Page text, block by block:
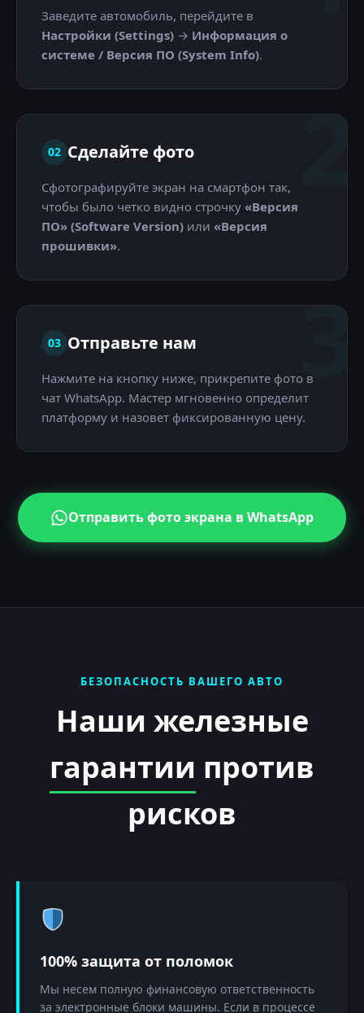
Заведите автомобиль, перейдите в
Настройки (Settings) → Информация о
системе / Версия ПО (System Info).
2
02 Сделайте фото
Сфотографируйте экран на смартфон так,
чтобы было четко видно строчку «Версия
ПО» (Software Version) или «Версия
прошивки».
3
03 Отправьте нам
Нажмите на кнопку ниже, прикрепите фото в
чат WhatsApp. Мастер мгновенно определит
платформу и назовет фиксированную цену.
Отправить фото экрана в WhatsApp
БЕЗОПАСНОСТЬ ВАШЕГО АВТО
Наши железные
гарантии против
рисков
100% защита от поломок
Мы несем полную финансовую ответственность
за электронные блоки машины. Если в процессе